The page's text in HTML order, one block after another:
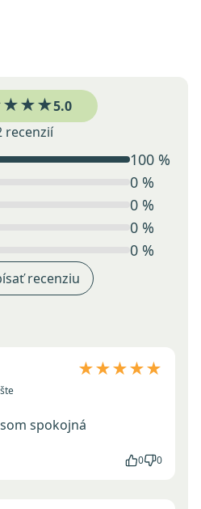
5.0
recenzií
100 %
0 %
0 %
0 %
0 %
recenziu
★★★★★
spokojná
0 0